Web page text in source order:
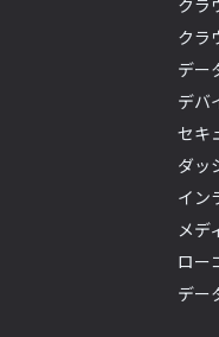
クラ
クラ
デー
デバ
セキ
ダッ
イン
メデ
ロー
デー